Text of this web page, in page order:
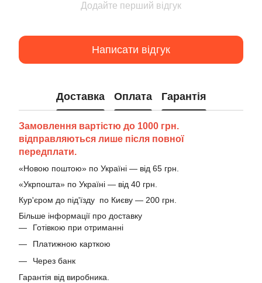
Додайте перший відгук
Написати відгук
Доставка Оплата Гарантія
Замовлення вартістю до 1000 грн.
відправляються лише після повної
передплати.
«Новою поштою» по Україні — від 65 грн.
«Укрпошта» по Україні — від 40 грн.
Кур'єром до під'їзду по Києву — 200 грн.
Більше інформації про доставку
Готівкою при отриманні
Платижною карткою
Через банк
Гарантія від виробника.